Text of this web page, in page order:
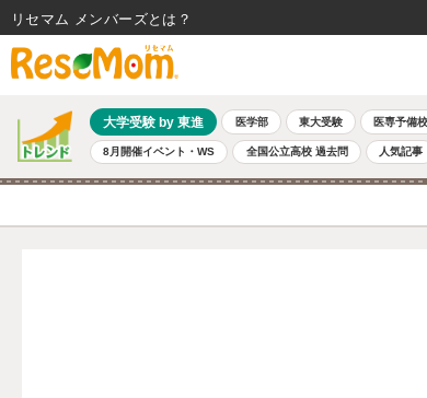
大学受験 by 東進 医学部 東大受験 医専予備
8月開催イベント・WS 全国公立高校 過去問 人気記事
リセマム メンバーズ